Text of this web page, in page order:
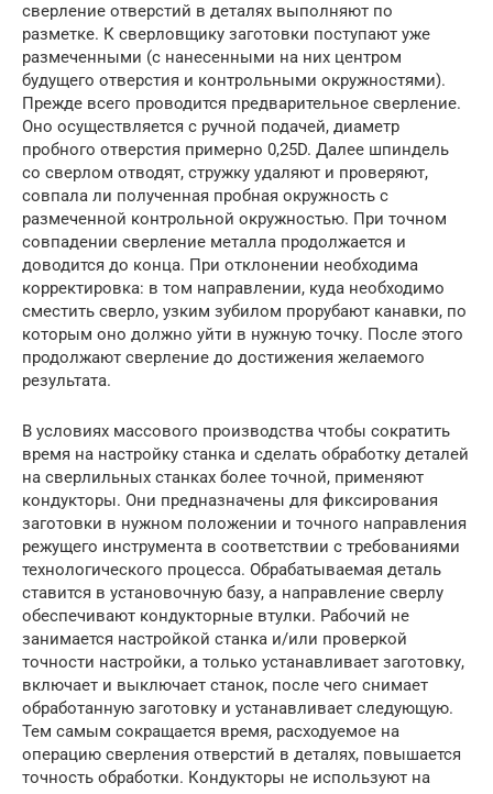
сверление отверстий в деталях выполняют по
разметке. К сверловщику заготовки поступают уже
размеченными (с нанесенными на них центром
будущего отверстия и контрольными окружностями).
Прежде всего проводится предварительное сверление.
Оно осуществляется с ручной подачей, диаметр
пробного отверстия примерно 0,25D. Далее шпиндель
со сверлом отводят, стружку удаляют и проверяют,
совпала ли полученная пробная окружность с
размеченной контрольной окружностью. При точном
совпадении сверление металла продолжается и
доводится до конца. При отклонении необходима
корректировка: в том направлении, куда необходимо
сместить сверло, узким зубилом прорубают канавки, по
которым оно должно уйти в нужную точку. После этого
продолжают сверление до достижения желаемого
результата.
В условиях массового производства чтобы сократить
время на настройку станка и сделать обработку деталей
на сверлильных станках более точной, применяют
кондукторы. Они предназначены для фиксирования
заготовки в нужном положении и точного направления
режущего инструмента в соответствии с требованиями
технологического процесса. Обрабатываемая деталь
ставится в установочную базу, а направление сверлу
обеспечивают кондукторные втулки. Рабочий не
занимается настройкой станка и/или проверкой
точности настройки, а только устанавливает заготовку,
включает и выключает станок, после чего снимает
обработанную заготовку и устанавливает следующую.
Тем самым сокращается время, расходуемое на
операцию сверления отверстий в деталях, повышается
точность обработки. Кондукторы не используют на